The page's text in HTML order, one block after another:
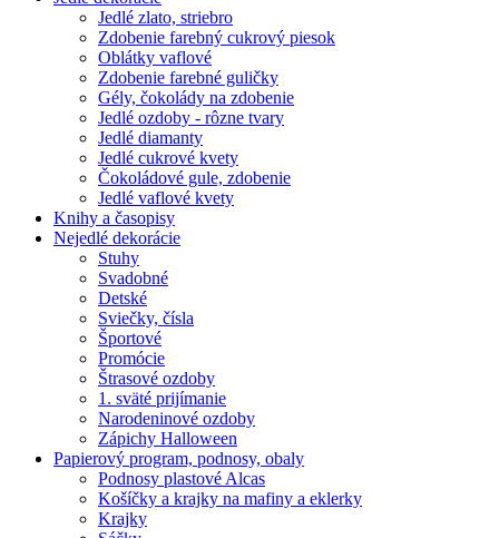
Jedlé zlato, striebro
Zdobenie farebný cukrový piesok
Oblátky vaflové
Zdobenie farebné guličky
Gély, čokolády na zdobenie
Jedlé ozdoby - rôzne tvary
Jedlé diamanty
Jedlé cukrové kvety
Čokoládové gule, zdobenie
Jedlé vaflové kvety
Knihy a časopisy
Nejedlé dekorácie
Stuhy
Svadobné
Detské
Sviečky, čísla
Športové
Promócie
Štrasové ozdoby
1. sväté prijímanie
Narodeninové ozdoby
Zápichy Halloween
Papierový program, podnosy, obaly
Podnosy plastové Alcas
Košíčky a krajky na mafiny a eklerky
Krajky